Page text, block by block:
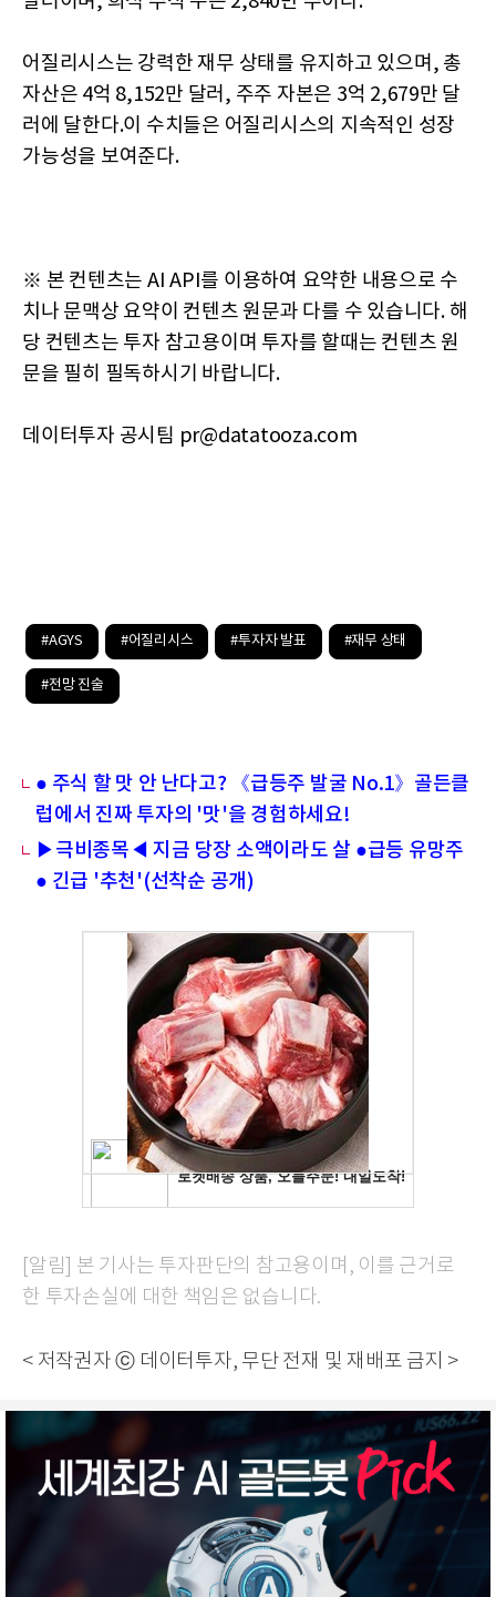
어질리시스는 강력한 재무 상태를 유지하고 있으며, 총
자산은 4억 8,152만 달러, 주주 자본은 3억 2,679만 달
러에 달한다.이 수치들은 어질리시스의 지속적인 성장
가능성을 보여준다.
※ 본 컨텐츠는 AI API를 이용하여 요약한 내용으로 수
치나 문맥상 요약이 컨텐츠 원문과 다를 수 있습니다. 해
당 컨텐츠는 투자 참고용이며 투자를 할때는 컨텐츠 원
문을 필히 필독하시기 바랍니다.
데이터투자 공시팀 pr@datatooza.com
#AGYS #어질리시스 #투자자 발표 #재무 상태
#전망 진술
● 주식 할 맛 안 난다고? 《급등주 발굴 No.1》골든클
럽에서 진짜 투자의 '맛'을 경험하세요!
▶극비종목◀ 지금 당장 소액이라도 살 ●급등 유망주
● 긴급 '추천'(선착순 공개)
[알림] 본 기사는 투자판단의 참고용이며, 이를 근거로
한 투자손실에 대한 책임은 없습니다.
< 저작권자 ⓒ 데이터투자, 무단 전재 및 재배포 금지 >